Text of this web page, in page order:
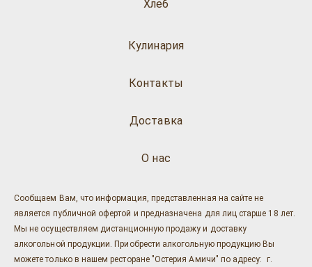
Хлеб
Кулинария
О нас
Доставка
Контакты
Сообщаем Вам, что информация, представленная на сайте не
является публичной офертой и предназначена для лиц старше 18 лет.
Мы не осуществляем дистанционную продажу и доставку
алкогольной продукции. Приобрести алкогольную продукцию Вы
можете только в нашем ресторане "Остерия Амичи" по адресу: г.